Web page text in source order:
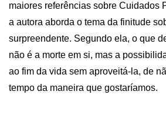
maiores referências sobre Cuidados
a autora aborda o tema da finitude
surpreendente. Segundo ela, o que
não é a morte em si, mas a
ao fim da vida sem aproveitá-la, de
tempo da maneira que gostaríamos.